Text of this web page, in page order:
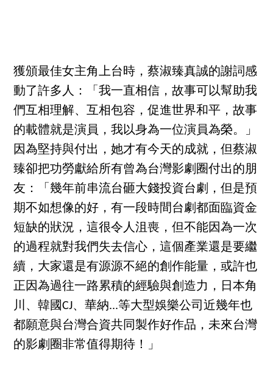
獲頒最佳女主角上台時，蔡淑臻真誠的謝詞感
動了許多人：「我一直相信，故事可以幫助我
們互相理解、互相包容，促進世界和平，故事
的載體就是演員，我以身為一位演員為榮。」
因為堅持與付出，她才有今天的成就，但蔡淑
臻卻把功勞獻給所有曾為台灣影劇圈付出的朋
友：「幾年前串流台砸大錢投資台劇，但是預
期不如想像的好，有一段時間台劇都面臨資金
短缺的狀況，這很令人沮喪，但不能因為一次
的過程就對我們失去信心，這個產業還是要繼
續，大家還是有源源不絕的創作能量，或許也
正因為過往一路累積的經驗與創造力，日本角
川、韓國CJ、華納...等大型娛樂公司近幾年也
都願意與台灣合資共同製作好作品，未來台灣
的影劇圈非常值得期待！」